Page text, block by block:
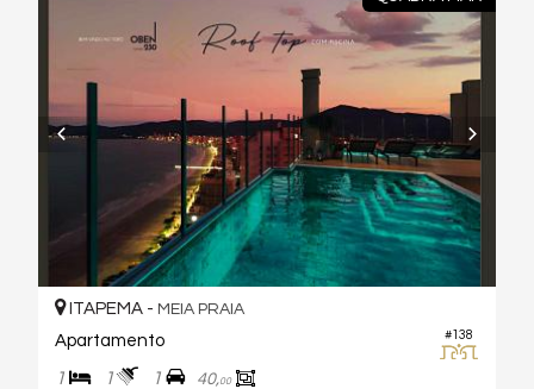
#138
ITAPEMA - MEIA PRAIA
Apartamento
1 1 1 40,00